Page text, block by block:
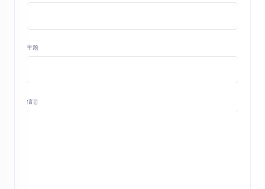
主题
信息